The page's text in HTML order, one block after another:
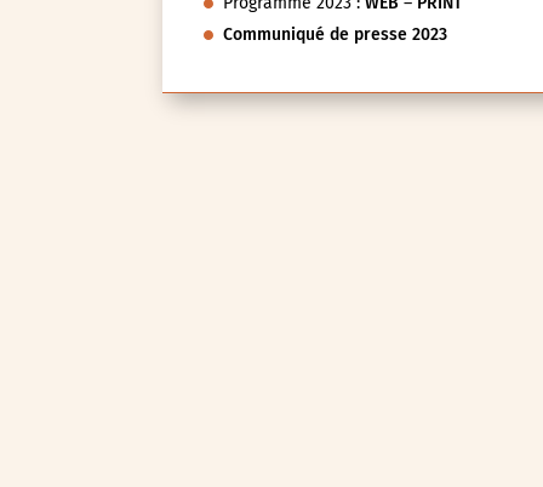
Communiqué de presse 2023